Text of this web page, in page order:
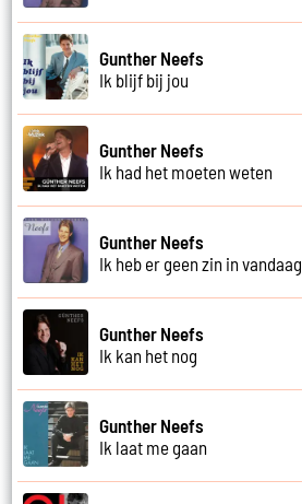
Gunther Neefs
Ik blijf bij jou
Gunther Neefs
Ik had het moeten weten
Gunther Neefs
Ik heb er geen zin in vandaag
Gunther Neefs
Ik kan het nog
Gunther Neefs
Ik laat me gaan